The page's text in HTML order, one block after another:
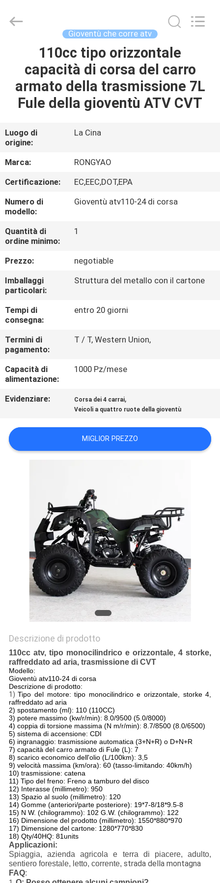
PRODOTTI
NOI
GIRO
DELLA
FABBRICA
CONTROLLO
DI
QUALITÀ
CONTATTICI
RICHIEDA
UNA
CITAZIONE
DEL
SITO
POLITICA
Rongyao
Vehicle
Gioventù che corre atv
110cc tipo orizzontale
capacità di corsa del carro
armato della trasmissione 7L
Fule della gioventù ATV CVT
Luogo di
origine:
La Cina
Marca:
RONGYAO
Certificazione:
EC,EEC,DOT,EPA
Numero di
modello:
Gioventù atv110-24 di corsa
Quantità di
ordine minimo:
1
Prezzo:
negotiable
Imballaggi
particolari:
Struttura del metallo con il cartone
Tempi di
consegna:
entro 20 giorni
Termini di
pagamento:
T / T, Western Union,
Capacità di
alimentazione:
1000 Pz/mese
Evidenziare: Corsa dei 4 carrai,
Veicoli a quattro ruote della gioventù
MIGLIOR PREZZO
Descrizione di prodotto
110cc atv, tipo monocilindrico e orizzontale, 4 storke,
raffreddato ad aria, trasmissione di CVT
Modello:
Gioventù atv110-24 di corsa
Descrizione di prodotto:
1)Tipo del motore: tipo monocilindrico e orizzontale, storke 4,
raffreddato ad aria
2) spostamento (ml): 110 (110CC)
3) potere massimo (kw/r/min): 8.0/9500 (5.0/8000)
4) coppia di torsione massima (N m/r/min): 8.7/8500 (8.0/6500)
5) sistema di accensione: CDI
6) ingranaggio: trasmissione automatica (3+N+R) o D+N+R
7) capacità del carro armato di Fule (L): 7
8) scarico economico dell'olio (L/100km): 3,5
9) velocità massima (km/ora): 60 (tasso-limitando: 40km/h)
10) trasmissione: catena
11) Tipo del freno: Freno a tamburo del disco
12) Interasse (millimetro): 950
13) Spazio al suolo (millimetro): 120
14) Gomme (anteriori/parte posteriore): 19*7-8/18*9.5-8
15) N W. (chilogrammo): 102 G.W. (chilogrammo): 122
16) Dimensione del prodotto (millimetro): 1550*880*970
17) Dimensione del cartone: 1280*770*830
18) Qty/40HQ: 81units
Applicazioni:
Spiaggia, azienda agricola e terra di piacere, adulto,
sentiero forestale, letto, corrente, strada della montagna
FAQ: